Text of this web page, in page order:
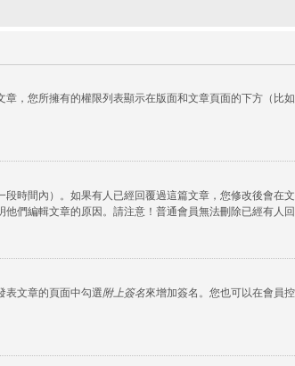
，您所擁有的權限列表顯示在版面和文章頁面的下方（比如
時間內）。如果有人已經回覆過這篇文章，您修改後會在
們編輯文章的原因。請注意！普通會員無法刪除已經有人回
表文章的頁面中勾選附上簽名來增加簽名。您也可以在會員